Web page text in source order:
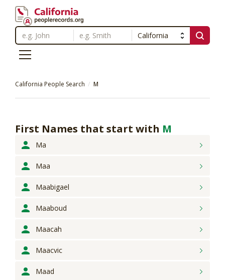
California People Search M
First Names that start with M
Ma
Maa
Maabigael
Maaboud
Maacah
Maacvic
Maad